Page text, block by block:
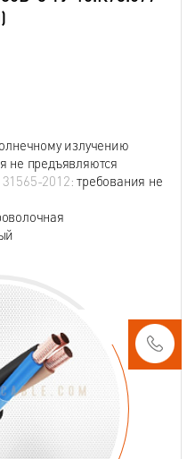
излучению
не предъявляются
31565-2012:требования не